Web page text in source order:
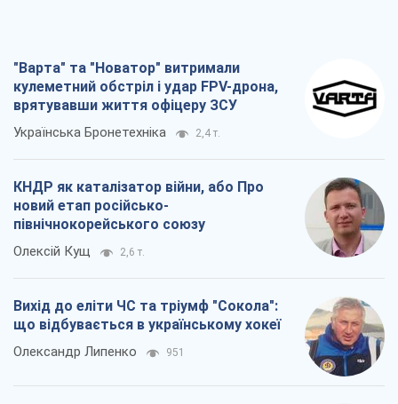
"Варта" та "Новатор" витримали
кулеметний обстріл і удар FPV-дрона,
врятувавши життя офіцеру ЗСУ
Українська Бронетехніка 2,4 т.
КНДР як каталізатор війни, або Про
новий етап російсько-
північнокорейського союзу
Олексій Кущ 2,6 т.
Вихід до еліти ЧС та тріумф "Сокола":
що відбувається в українському хокеї
Олександр Липенко 951